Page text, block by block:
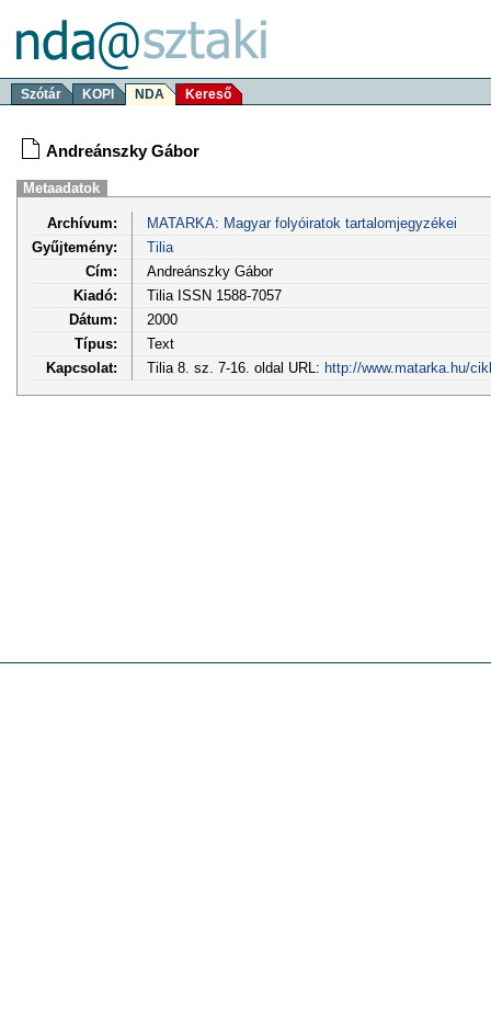
Szótár KOPI NDA Kereső
Andreánszky Gábor
Metaadatok
Archívum:
MATARKA: Magyar folyóiratok tartalomjegyzékei
Gyűjtemény:
Tilia
Cím:
Andreánszky Gábor
Kiadó:
Tilia ISSN 1588-7057
Dátum:
2000
Típus:
Text
Kapcsolat:
Tilia 8. sz. 7-16. oldal URL: http://www.matarka.hu/